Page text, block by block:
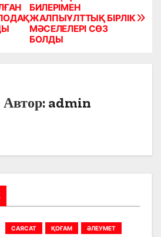
БИЛЕРІМЕН
ЖАЛПЫҰЛТТЫҚ БІРЛІК
МӘСЕЛЕЛЕРІ СӨЗ
БОЛДЫ
Автор: admin
САЯСАТ ҚОҒАМ ӘЛЕУМЕТ